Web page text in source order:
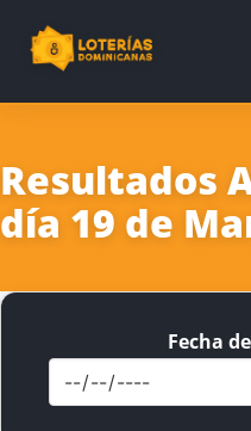
Resultados
día 19 de
Fecha